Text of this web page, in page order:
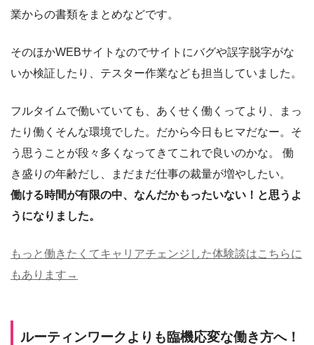
業からの書類をまとめなどです。
そのほかWEBサイトなのでサイトにバグや誤字脱字がな
いか検証したり、テスター作業なども担当していました。
フルタイムで働いていても、あくせく働くってより、まっ
たり働くそんな環境でした。だから今日もヒマだなー。そ
う思うことが段々多くなってきてこれで良いのかな。 働
き盛りの年齢だし、まだまだ仕事の裁量が増やしたい。
働ける時間が有限の中、なんだかもったいない！と思うよ
うになりました。
もっと働きたくてキャリアチェンジした体験談はこちらに
もあります→
ルーティンワークよりも臨機応変な働き方へ！